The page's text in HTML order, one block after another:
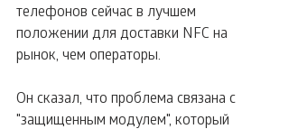
телефонов сейчас в лучшем
положении для доставки NFC на
рынок, чем операторы.
Он сказал, что проблема связана с
"защищенным модулем", который